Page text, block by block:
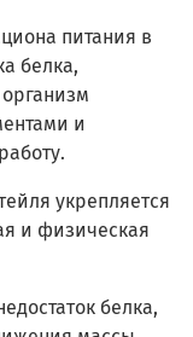
питания в
белка,
и
укрепляется
и физическая
белка,